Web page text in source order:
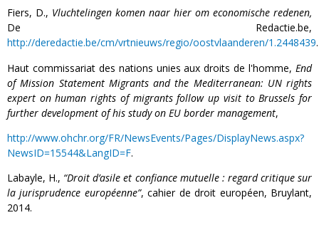
Fiers, D., Vluchtelingen komen naar hier om economische redenen,
De Redactie.be,
http://deredactie.be/cm/vrtnieuws/regio/oostvlaanderen/1.2448439.
Haut commissariat des nations unies aux droits de l'homme, End
of Mission Statement Migrants and the Mediterranean: UN rights
expert on human rights of migrants follow up visit to Brussels for
further development of his study on EU border management,
http://www.ohchr.org/FR/NewsEvents/Pages/DisplayNews.aspx?
NewsID=15544&LangID=F.
Labayle, H., “Droit d’asile et confiance mutuelle : regard critique sur
la jurisprudence européenne”, cahier de droit européen, Bruylant,
2014.